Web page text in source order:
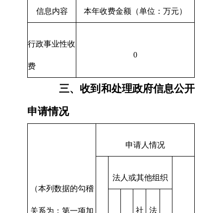
信息内容 本年收费金额（单位：万元）
行政事业性收
费
0
三、收到和处理政府信息公开
申请情况
（本列数据的勾稽
关系为：第一项加
申请人情况
法人或其他组织
社 法